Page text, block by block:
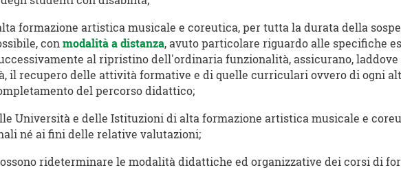
formazione artistica musicale e coreutica, per tutta la durata della
con modalità a distanza, avuto particolare riguardo alle specifiche
al ripristino dell'ordinaria funzionalità, assicurano,
il recupero delle attività formative e di quelle curriculari ovvero di ogni
del percorso didattico;
Università e delle Istituzioni di alta formazione artistica musicale e
né ai fini delle relative valutazioni;
rideterminare le modalità didattiche ed organizzative dei corsi di